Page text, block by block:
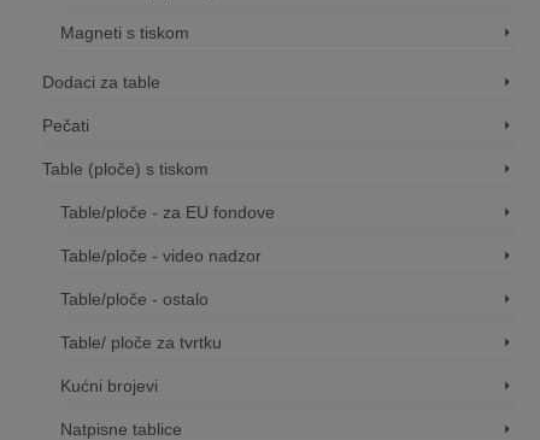
Magneti s tiskom
Dodaci za table
Pečati
Table (ploče) s tiskom
Table/ploče - za EU fondove
Table/ploče - video nadzor
Table/ploče - ostalo
Table/ ploče za tvrtku
Kućni brojevi
Natpisne tablice